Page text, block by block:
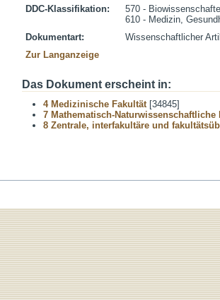
DDC-Klassifikation:
570 -
610 - Medizin,
Dokumentart:
Wissenschaftlicher
Zur Langanzeige
Das Dokument erscheint in:
4 Medizinische Fakultät[34845]
7 Mathematisch-Naturwissenschaftliche
8 Zentrale, interfakultäre und